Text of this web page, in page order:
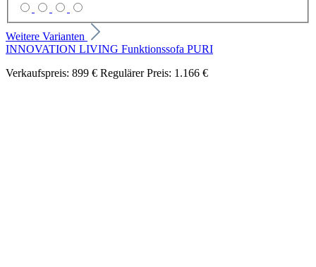
Weitere Varianten
INNOVATION LIVING Funktionssofa PURI
Verkaufspreis: 899 € Regulärer Preis: 1.166 €